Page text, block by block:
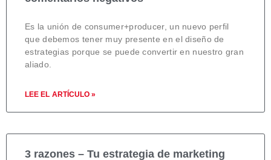
Es la unión de consumer+producer, un nuevo perfil
que debemos tener muy presente en el diseño de
estrategias porque se puede convertir en nuestro gran
aliado.
LEE EL ARTÍCULO »
3 razones – Tu estrategia de marketing